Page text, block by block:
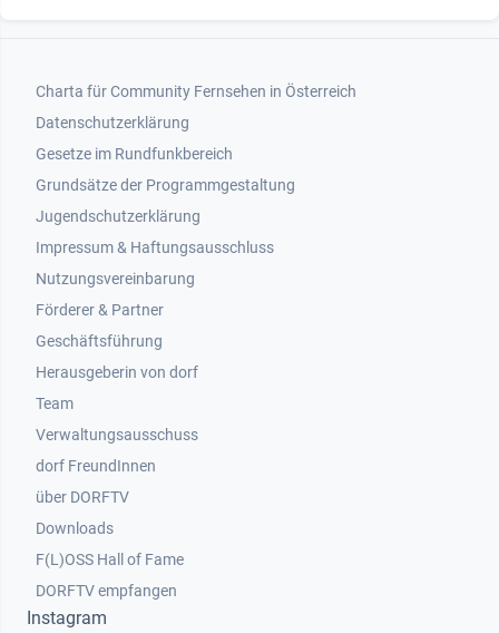
Footer 1
Charta für Community Fernsehen in Österreich
Datenschutzerklärung
Gesetze im Rundfunkbereich
Grundsätze der Programmgestaltung
Jugendschutzerklärung
Impressum & Haftungsausschluss
Nutzungsvereinbarung
Footer 2
Förderer & Partner
Geschäftsführung
Herausgeberin von dorf
Team
Verwaltungsausschuss
dorf FreundInnen
Footer 3
über DORFTV
Downloads
F(L)OSS Hall of Fame
Footer 4
DORFTV empfangen
Instagram